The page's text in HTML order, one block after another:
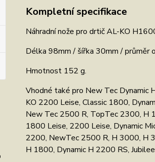
Kompletní specifikace
Náhradní nože pro drtič AL-KO
Délka 98mm / šířka 30mm / průměr
Hmotnost 152 g.
Vhodné také pro New Tec Dynamic
KO 2200 Leise, Classic 1800,
New Tec 2500 R, TopTec 2300, H
1800 Leise, 2200 Leise, Dynamic
2200, NewTec 2500 R, H 3000, H
H 1800, Dynamic H 2200 RS,